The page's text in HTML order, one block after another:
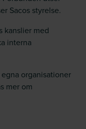
Sacos styrelse.
kanslier med
interna
organisationer
mer om